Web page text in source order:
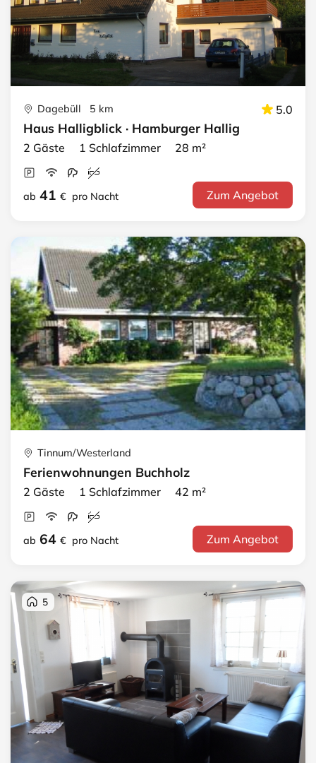
Dagebüll 5 km 5.0
Haus Halligblick · Hamburger Hallig
2 Gäste 1 Schlafzimmer 28 m²
ab 41 € pro Nacht Zum Angebot
Tinnum/Westerland
Ferienwohnungen Buchholz
2 Gäste 1 Schlafzimmer 42 m²
ab 64 € pro Nacht Zum Angebot
5